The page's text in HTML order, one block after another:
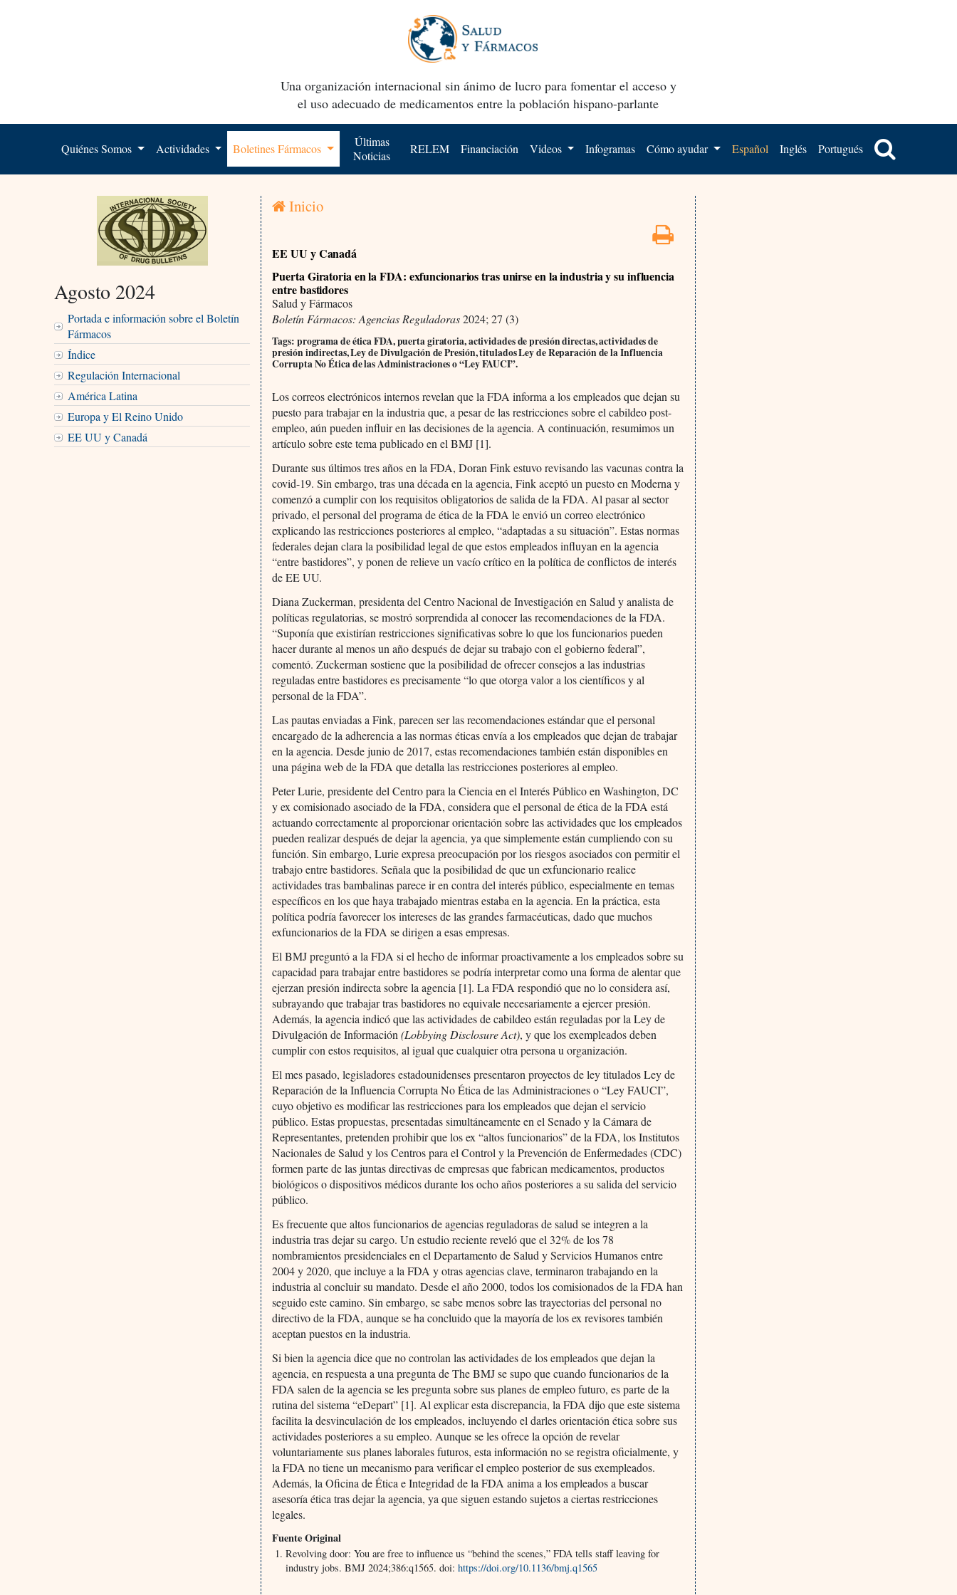
Una organización internacional sin ánimo de lucro para fomentar el acceso y
el uso adecuado de medicamentos entre la población hispano-parlante
Quiénes Somos Actividades Boletines Fármacos
Últimas
Noticias
RELEM Financiación Videos Infogramas Cómo ayudar Español Inglés Portugués
Agosto 2024
Portada e información sobre el Boletín
Fármacos
Índice
Regulación Internacional
América Latina
Europa y El Reino Unido
EE UU y Canadá
Inicio
EE UU y Canadá
Puerta Giratoria en la FDA: exfuncionarios tras unirse en la industria y su influencia
entre bastidores
Salud y Fármacos
Boletín Fármacos: Agencias Reguladoras2024; 27 (3)
Tags: programa de ética FDA, puerta giratoria, actividades de presión directas, actividades de
presión indirectas, Ley de Divulgación de Presión, titulados Ley de Reparación de la Influencia
Corrupta No Ética de las Administraciones o “Ley FAUCI”.
Los correos electrónicos internos revelan que la FDA informa a los empleados que dejan su
puesto para trabajar en la industria que, a pesar de las restricciones sobre el cabildeo post-
empleo, aún pueden influir en las decisiones de la agencia. A continuación, resumimos un
artículo sobre este tema publicado en el BMJ [1].
Durante sus últimos tres años en la FDA, Doran Fink estuvo revisando las vacunas contra la
covid-19. Sin embargo, tras una década en la agencia, Fink aceptó un puesto en Moderna y
comenzó a cumplir con los requisitos obligatorios de salida de la FDA. Al pasar al sector
privado, el personal del programa de ética de la FDA le envió un correo electrónico
explicando las restricciones posteriores al empleo, “adaptadas a su situación”. Estas normas
federales dejan clara la posibilidad legal de que estos empleados influyan en la agencia
“entre bastidores”, y ponen de relieve un vacío crítico en la política de conflictos de interés
de EE UU.
Diana Zuckerman, presidenta del Centro Nacional de Investigación en Salud y analista de
políticas regulatorias, se mostró sorprendida al conocer las recomendaciones de la FDA.
“Suponía que existirían restricciones significativas sobre lo que los funcionarios pueden
hacer durante al menos un año después de dejar su trabajo con el gobierno federal”,
comentó. Zuckerman sostiene que la posibilidad de ofrecer consejos a las industrias
reguladas entre bastidores es precisamente “lo que otorga valor a los científicos y al
personal de la FDA”.
Las pautas enviadas a Fink, parecen ser las recomendaciones estándar que el personal
encargado de la adherencia a las normas éticas envía a los empleados que dejan de trabajar
en la agencia. Desde junio de 2017, estas recomendaciones también están disponibles en
una página web de la FDA que detalla las restricciones posteriores al empleo.
Peter Lurie, presidente del Centro para la Ciencia en el Interés Público en Washington, DC
y ex comisionado asociado de la FDA, considera que el personal de ética de la FDA está
actuando correctamente al proporcionar orientación sobre las actividades que los empleados
pueden realizar después de dejar la agencia, ya que simplemente están cumpliendo con su
función. Sin embargo, Lurie expresa preocupación por los riesgos asociados con permitir el
trabajo entre bastidores. Señala que la posibilidad de que un exfuncionario realice
actividades tras bambalinas parece ir en contra del interés público, especialmente en temas
específicos en los que haya trabajado mientras estaba en la agencia. En la práctica, esta
política podría favorecer los intereses de las grandes farmacéuticas, dado que muchos
exfuncionarios de la FDA se dirigen a esas empresas.
El BMJ preguntó a la FDA si el hecho de informar proactivamente a los empleados sobre su
capacidad para trabajar entre bastidores se podría interpretar como una forma de alentar que
ejerzan presión indirecta sobre la agencia [1]. La FDA respondió que no lo considera así,
subrayando que trabajar tras bastidores no equivale necesariamente a ejercer presión.
Además, la agencia indicó que las actividades de cabildeo están reguladas por la Ley de
Divulgación de Información(Lobbying Disclosure Act), y que los exempleados deben
cumplir con estos requisitos, al igual que cualquier otra persona u organización.
El mes pasado, legisladores estadounidenses presentaron proyectos de ley titulados Ley de
Reparación de la Influencia Corrupta No Ética de las Administraciones o “Ley FAUCI”,
cuyo objetivo es modificar las restricciones para los empleados que dejan el servicio
público. Estas propuestas, presentadas simultáneamente en el Senado y la Cámara de
Representantes, pretenden prohibir que los ex “altos funcionarios” de la FDA, los Institutos
Nacionales de Salud y los Centros para el Control y la Prevención de Enfermedades (CDC)
formen parte de las juntas directivas de empresas que fabrican medicamentos, productos
biológicos o dispositivos médicos durante los ocho años posteriores a su salida del servicio
público.
Es frecuente que altos funcionarios de agencias reguladoras de salud se integren a la
industria tras dejar su cargo. Un estudio reciente reveló que el 32% de los 78
nombramientos presidenciales en el Departamento de Salud y Servicios Humanos entre
2004 y 2020, que incluye a la FDA y otras agencias clave, terminaron trabajando en la
industria al concluir su mandato. Desde el año 2000, todos los comisionados de la FDA han
seguido este camino. Sin embargo, se sabe menos sobre las trayectorias del personal no
directivo de la FDA, aunque se ha concluido que la mayoría de los ex revisores también
aceptan puestos en la industria.
Si bien la agencia dice que no controlan las actividades de los empleados que dejan la
agencia, en respuesta a una pregunta de The BMJ se supo que cuando funcionarios de la
FDA salen de la agencia se les pregunta sobre sus planes de empleo futuro, es parte de la
rutina del sistema “eDepart” [1]. Al explicar esta discrepancia, la FDA dijo que este sistema
facilita la desvinculación de los empleados, incluyendo el darles orientación ética sobre sus
actividades posteriores a su empleo. Aunque se les ofrece la opción de revelar
voluntariamente sus planes laborales futuros, esta información no se registra oficialmente, y
la FDA no tiene un mecanismo para verificar el empleo posterior de sus exempleados.
Además, la Oficina de Ética e Integridad de la FDA anima a los empleados a buscar
asesoría ética tras dejar la agencia, ya que siguen estando sujetos a ciertas restricciones
legales.
Fuente Original
Revolving door: You are free to influence us “behind the scenes,” FDA tells staff leaving for
industry jobs. BMJ 2024;386:q1565. doi:https://doi.org/10.1136/bmj.q1565